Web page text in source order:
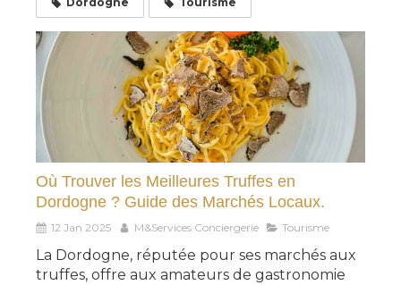
Où Trouver les Meilleures Truffes en
Dordogne ? Guide des Marchés Locaux.
12 Jan 2025 M&Services Conciergerie Tourisme
La Dordogne, réputée pour ses marchés aux
truffes, offre aux amateurs de gastronomie